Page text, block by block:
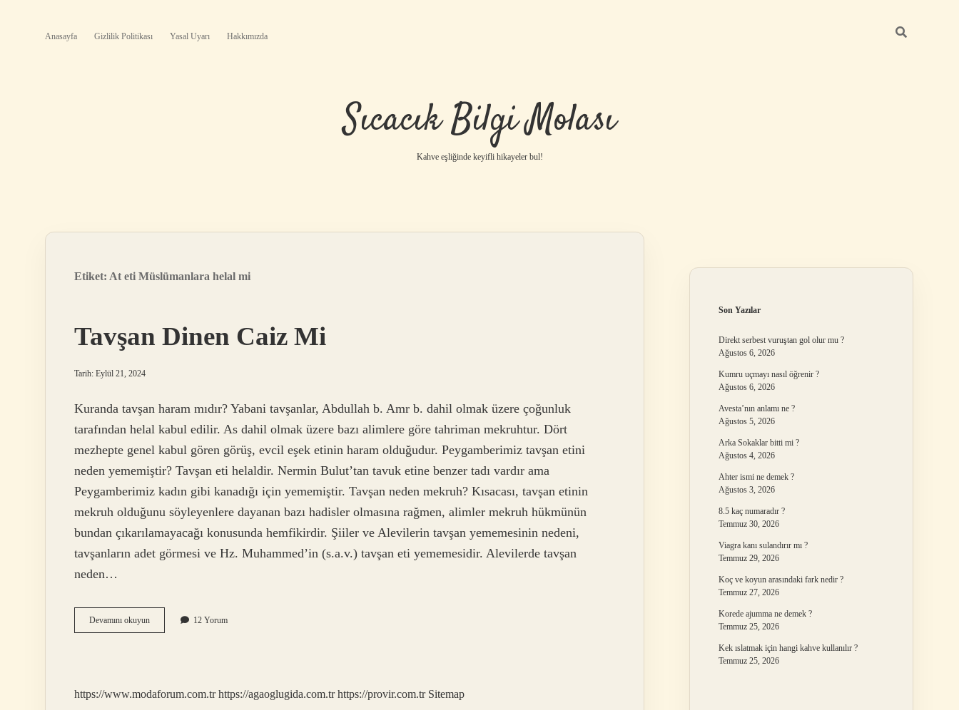
Anasayfa Gizlilik Politikası Yasal Uyarı Hakkımızda
Sıcacık Bilgi Molası
Kahve eşliğinde keyifli hikayeler bul!
Etiket: At eti Müslümanlara helal mi
Tavşan Dinen Caiz Mi
Tarih: Eylül 21, 2024
Kuranda tavşan haram mıdır? Yabani tavşanlar, Abdullah b. Amr b. dahil olmak üzere çoğunluk
tarafından helal kabul edilir. As dahil olmak üzere bazı alimlere göre tahriman mekruhtur. Dört
mezhepte genel kabul gören görüş, evcil eşek etinin haram olduğudur. Peygamberimiz tavşan etini
neden yememiştir? Tavşan eti helaldir. Nermin Bulut’tan tavuk etine benzer tadı vardır ama
Peygamberimiz kadın gibi kanadığı için yememiştir. Tavşan neden mekruh? Kısacası, tavşan etinin
mekruh olduğunu söyleyenlere dayanan bazı hadisler olmasına rağmen, alimler mekruh hükmünün
bundan çıkarılamayacağı konusunda hemfikirdir. Şiiler ve Alevilerin tavşan yememesinin nedeni,
tavşanların adet görmesi ve Hz. Muhammed’in (s.a.v.) tavşan eti yememesidir. Alevilerde tavşan
neden…
Devamını okuyunTavşan
Dinen
12 Yorum
https://www.modaforum.com.tr https://agaoglugida.com.tr https://provir.com.tr Sitemap
Son Yazılar
Direkt serbest vuruştan gol olur mu ?
Ağustos 6, 2026
Kumru uçmayı nasıl öğrenir ?
Ağustos 6, 2026
Avesta’nın anlamı ne ?
Ağustos 5, 2026
Arka Sokaklar bitti mi ?
Ağustos 4, 2026
Ahter ismi ne demek ?
Ağustos 3, 2026
8.5 kaç numaradır ?
Temmuz 30, 2026
Viagra kanı sulandırır mı ?
Temmuz 29, 2026
Koç ve koyun arasındaki fark nedir ?
Temmuz 27, 2026
Korede ajumma ne demek ?
Temmuz 25, 2026
Kek ıslatmak için hangi kahve kullanılır ?
Temmuz 25, 2026